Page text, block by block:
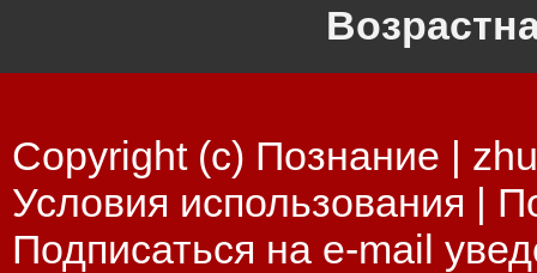
Copyright (c) Познание |
Условия использования |
Подписаться на e-mail